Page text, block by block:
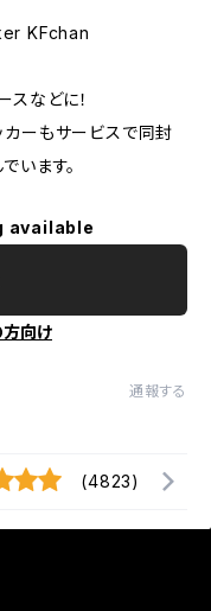
KFchan
スなどに！
ーもサービスで同封
います。
available
向け
通報する
(4823)